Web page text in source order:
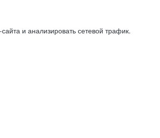
и анализировать сетевой трафик.